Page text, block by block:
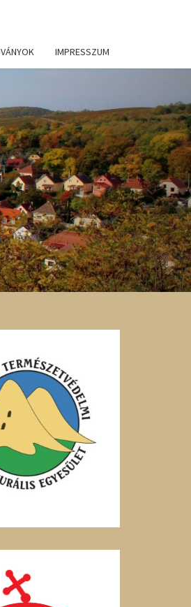
IMPRESSZUM